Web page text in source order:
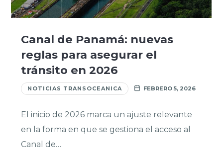
Canal de Panamá: nuevas
reglas para asegurar el
tránsito en 2026
NOTICIAS TRANSOCEANICA FEBRERO 5, 2026
El inicio de 2026 marca un ajuste relevante
en la forma en que se gestiona el acceso al
Canal de…